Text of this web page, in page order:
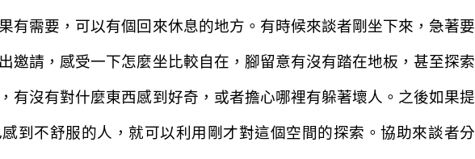
有需要，可以有個回來休息的地方。 有時候來談者剛坐下來，急著要
邀請， 感受一下怎麼坐比較自在，腳留意有沒有踏在地板，甚至探索
有沒有對什麼東西感到好奇，或者擔心哪裡有躲著壞人。之後如果提
到 不舒服的人，就可以利用 剛才對這個空間的探索。協助來談者分